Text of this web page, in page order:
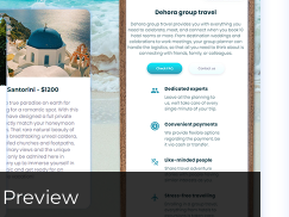
Preview